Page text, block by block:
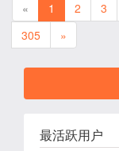
« 1 2 3
305
»
最活跃用户